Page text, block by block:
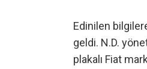
Edinilen
geldi. N.D.
plakalı Fiat